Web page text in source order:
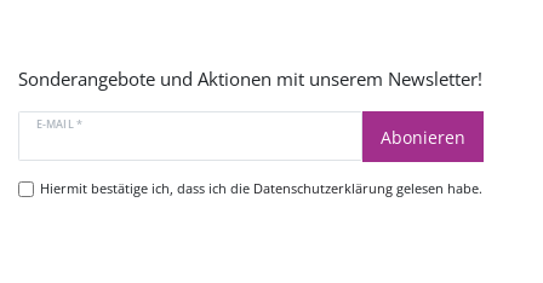
Sonderangebote und Aktionen mit unserem Newsletter!
E-MAIL *
Abonieren
Hiermit bestätige ich, dass ich die Datenschutzerklärunggelesen habe.